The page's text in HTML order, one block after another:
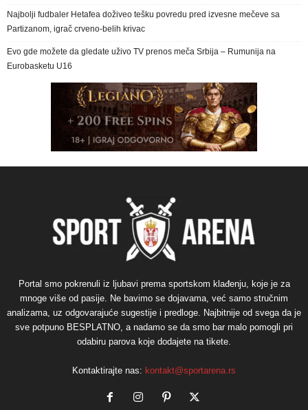
Najbolji fudbaler Hetafea doživeo tešku povredu pred izvesne mečeve sa
Partizanom, igrač crveno-belih krivac
Evo gde možete da gledate uživo TV prenos meča Srbija – Rumunija na
Eurobasketu U16
Portal smo pokrenuli iz ljubavi prema sportskom klađenju, koje je za
mnoge više od pasije. Ne bavimo se dojavama, već samo stručnim
analizama, uz odgovarajuće sugestije i predloge. Najbitnije od svega da je
sve potpuno BESPLATNO, a nadamo se da smo bar malo pomogli pri
odabiru parova koje dodajete na tikete.
Kontaktirajte nas: kontakt@sportarena.rs